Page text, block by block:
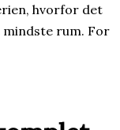
hvorfor det
mindste rum. For